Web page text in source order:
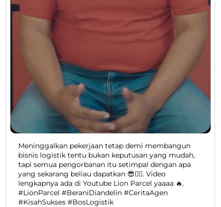
Meninggalkan pekerjaan tetap demi membangun
bisnis logistik tentu bukan keputusan yang mudah,
tapi semua pengorbanan itu setimpal dengan apa
yang sekarang beliau dapatkan 😎👍🏻. Video
lengkapnya ada di Youtube Lion Parcel yaaaa 🔥.
#LionParcel #BeraniDiandelin #CeritaAgen
#KisahSukses #BosLogistik